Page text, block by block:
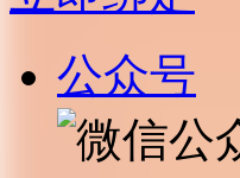
公众号